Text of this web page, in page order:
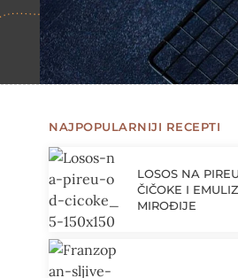
NAJPOPULARNIJI RECEPTI
LOSOS NA
ČIČOKE I
MIROĐIJE